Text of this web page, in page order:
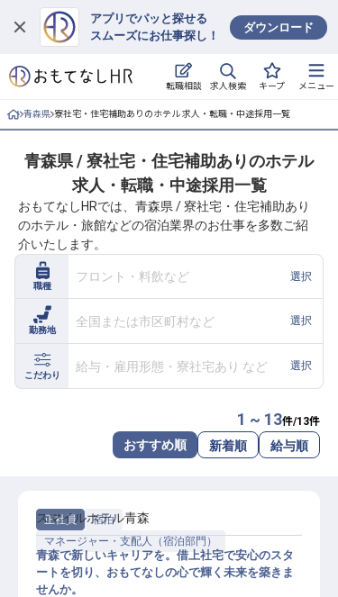
アプリでパッと探せる
スムーズにお仕事探し！
ダウンロード
転職相談 求人検索 キープ メニュー
ログイン
求人・施設を探す
就職・転職 合同説明会
おもてなしHRについて
ご利用の流れ
よくある質問
ホテル・宿泊業界情報コラム
転職サポートに申し込む
青森県 寮社宅・住宅補助ありのホテル 求人・転職・中途採用一覧
青森県 / 寮社宅・住宅補助ありのホテル
求人・転職・中途採用一覧
おもてなしHRでは、青森県 / 寮社宅・住宅補助あり
のホテル・旅館などの宿泊業界のお仕事を多数ご紹
介いたします。
職種
フロント・料飲など 選択
勤務地
全国または市区町村など 選択
こだわり
給与・雇用形態・寮社宅あり など 選択
1 ~ 13件/13件
おすすめ順 新着順 給与順
正社員
宿泊
マネージャー・支配人（宿泊部門）
スマイルホテル青森
青森で新しいキャリアを。借上社宅で安心のスタ
ートを切り、おもてなしの心で輝く未来を築きま
せんか。